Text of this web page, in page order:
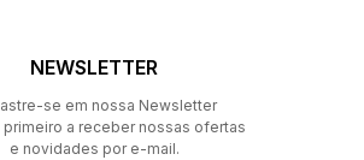
NEWSLETTER
se em nossa Newsletter
primeiro a receber nossas ofertas
e novidades por e-mail.